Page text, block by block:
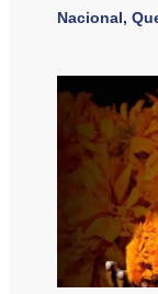
Nacional,